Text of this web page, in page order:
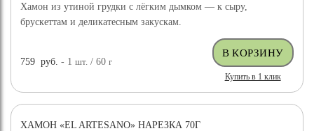
Хамон из утиной грудки с лёгким дымком — к сыру,
брускеттам и деликатесным закускам.
759 руб. - 1шт. / 60г
Купить в 1 клик
ХАМОН «EL ARTESANO» НАРЕЗКА 70Г